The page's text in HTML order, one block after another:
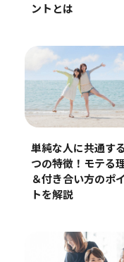
ントとは
単純な人に共通す
つの特徴！モテる
＆付き合い方のポ
トを解説